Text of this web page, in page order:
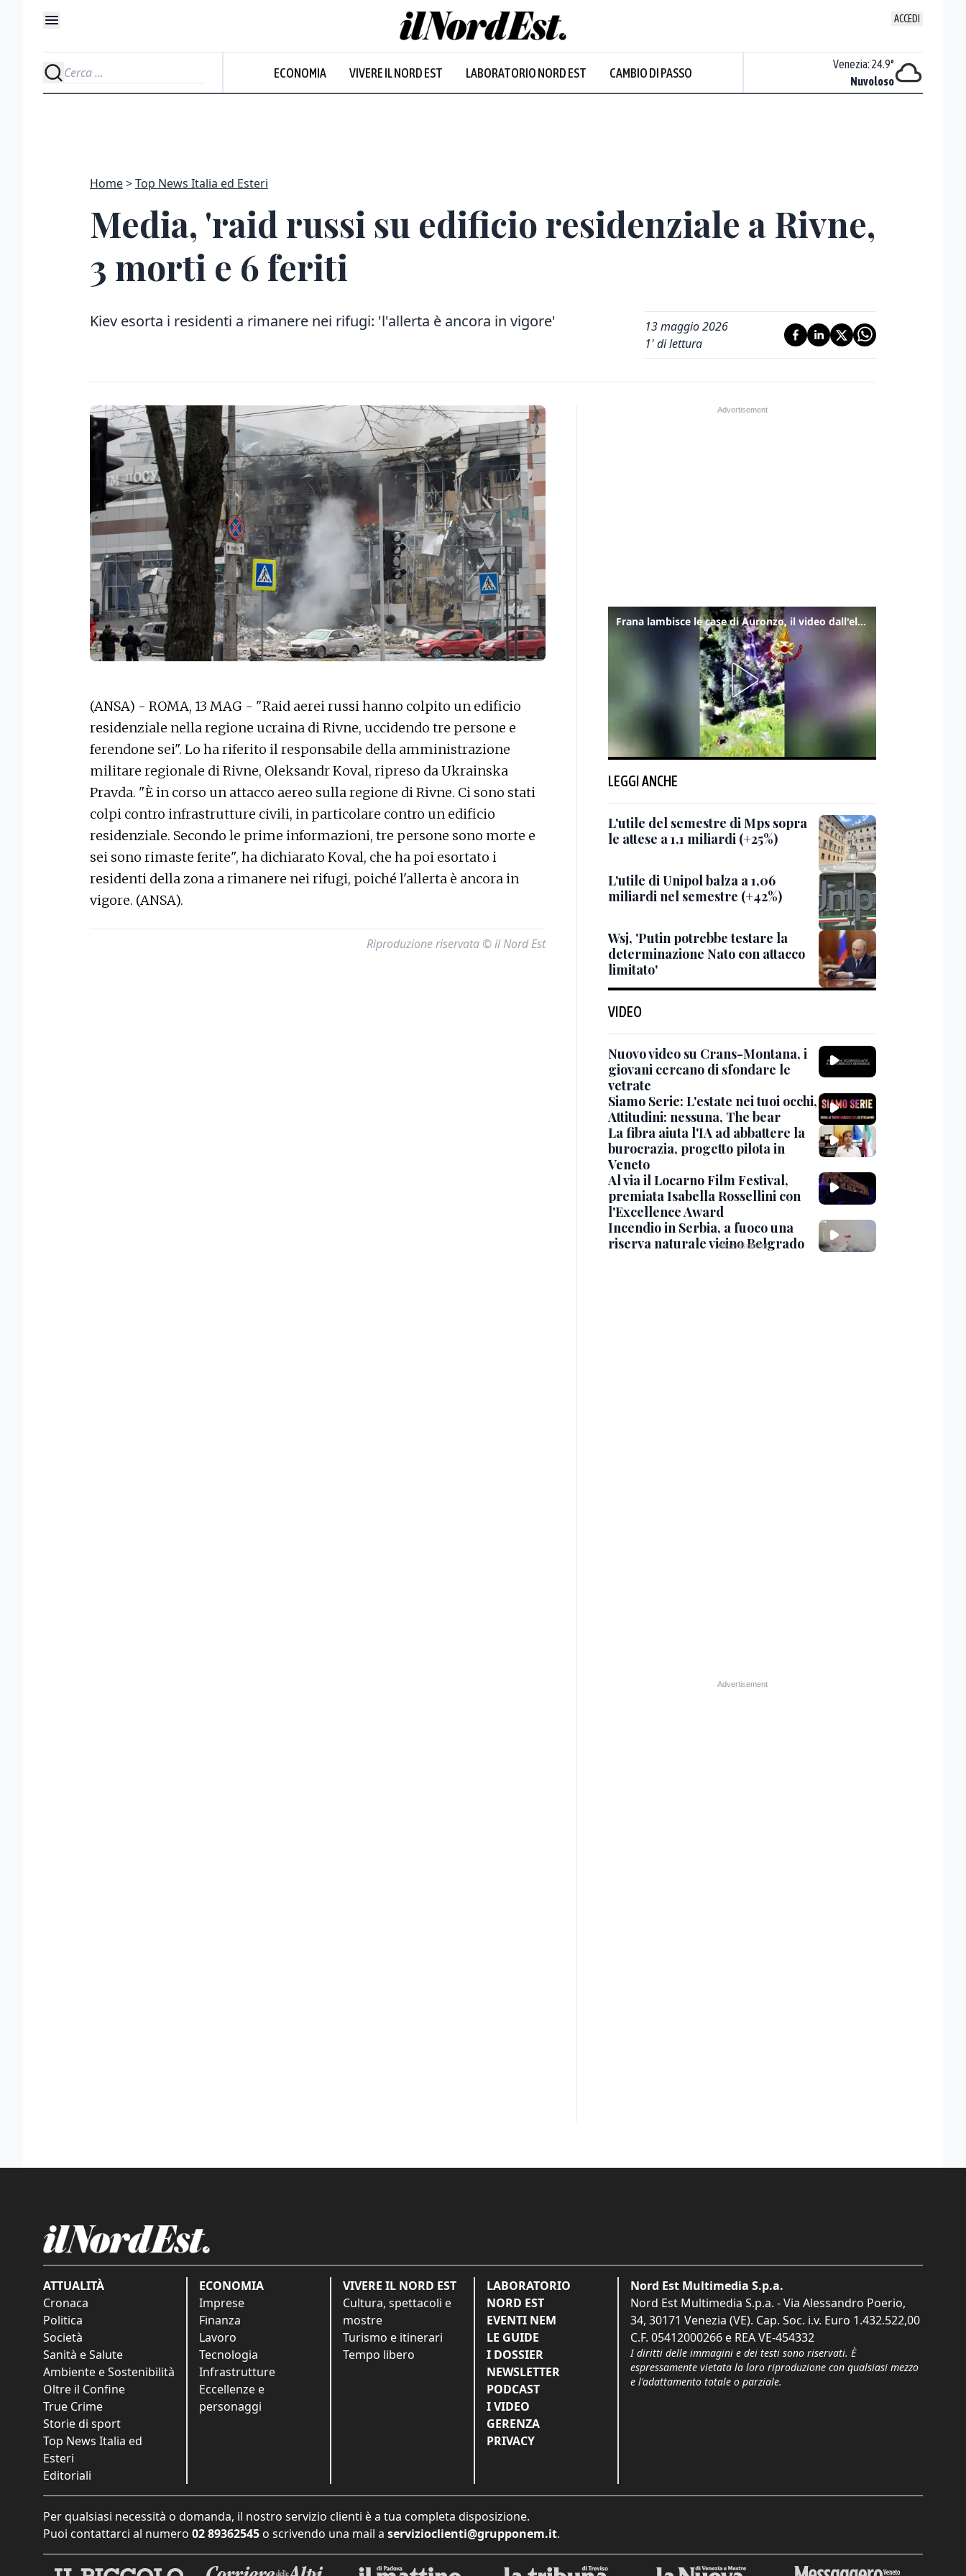
ACCEDI
ECONOMIA VIVERE IL NORD EST LABORATORIO NORD EST CAMBIO DI PASSO
Nuvoloso
Venezia: 24.9°
Nuvoloso
Home Top News Italia ed Esteri
Media, 'raid russi su edificio residenziale a Rivne,
3 morti e 6 feriti
Kiev esorta i residenti a rimanere nei rifugi: 'l'allerta è ancora in vigore'
13 maggio 2026
1' di lettura
(ANSA) - ROMA, 13 MAG - "Raid aerei russi hanno colpito un edificio
residenziale nella regione ucraina di Rivne, uccidendo tre persone e
ferendone sei". Lo ha riferito il responsabile della amministrazione
militare regionale di Rivne, Oleksandr Koval, ripreso da Ukrainska
Pravda. "È in corso un attacco aereo sulla regione di Rivne. Ci sono stati
colpi contro infrastrutture civili, in particolare contro un edificio
residenziale. Secondo le prime informazioni, tre persone sono morte e
sei sono rimaste ferite", ha dichiarato Koval, che ha poi esortato i
residenti della zona a rimanere nei rifugi, poiché l'allerta è ancora in
vigore. (ANSA).
Riproduzione riservata © il Nord Est
Frana lambisce le case di Auronzo, il video dall'elicottero dei vigili del fuoco
LEGGI ANCHE
L'utile del semestre di Mps sopra
le attese a 1,1 miliardi (+25%)
L'utile di Unipol balza a 1,06
miliardi nel semestre (+42%)
Wsj, 'Putin potrebbe testare la
determinazione Nato con attacco
limitato'
VIDEO
Nuovo video su Crans-Montana, i
giovani cercano di sfondare le
vetrate
Siamo Serie: L'estate nei tuoi occhi,
Attitudini: nessuna, The bear
La fibra aiuta l'IA ad abbattere la
burocrazia, progetto pilota in
Veneto
Al via il Locarno Film Festival,
premiata Isabella Rossellini con
l'Excellence Award
Incendio in Serbia, a fuoco una
riserva naturale vicino Belgrado
ATTUALITÀ
Cronaca
Politica
Società
Sanità e Salute
Ambiente e Sostenibilità
Oltre il Confine
True Crime
Storie di sport
Top News Italia ed
Esteri
Editoriali
ECONOMIA
Imprese
Finanza
Lavoro
Tecnologia
Infrastrutture
Eccellenze e
personaggi
VIVERE IL NORD EST
Cultura, spettacoli e
mostre
Turismo e itinerari
Tempo libero
LABORATORIO
NORD EST
EVENTI NEM
LE GUIDE
I DOSSIER
NEWSLETTER
PODCAST
I VIDEO
GERENZA
PRIVACY
Nord Est Multimedia S.p.a.
Nord Est Multimedia S.p.a. - Via Alessandro Poerio,
34, 30171 Venezia (VE). Cap. Soc. i.v. Euro 1.432.522,00
C.F. 05412000266 e REA VE-454332
I diritti delle immagini e dei testi sono riservati. È
espressamente vietata la loro riproduzione con qualsiasi mezzo
e l'adattamento totale o parziale.
Per qualsiasi necessità o domanda, il nostro servizio clienti è a tua completa disposizione.
Puoi contattarci al numero 02 89362545 o scrivendo una mail a servizioclienti@grupponem.it.